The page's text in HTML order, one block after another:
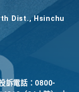
Dist., Hsinchu
訴電話：0800-